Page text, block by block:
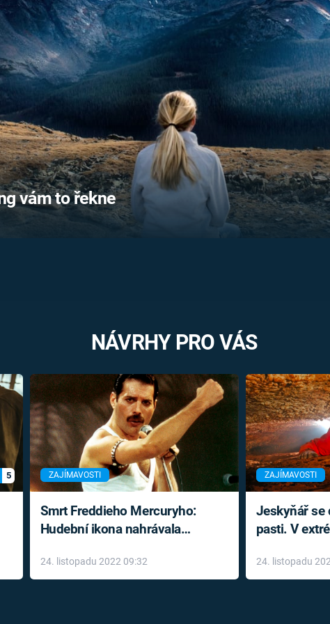
UFO A
MIMOZEMŠŤANÉ
UTAJENÉ PŘÍBĚHY
ČESKÝCH DĚJIN
ALTERNATIVNÍ
FILMY
REALITA
HORORY
REALITA
OPTICKÉ
KLAMY
vám to řekne
NÁVRHY PRO VÁS
5 ZAJÍMAVOSTI
Smrt Freddieho Mercuryho:
Hudební ikona nahrávala
léky
24. listopadu 2022 09:32
ZAJÍMAVOSTI
Jeskyňář se
pasti. V
24. listopadu